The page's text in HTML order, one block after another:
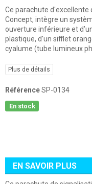
Ce parachute d'excellente
Concept, intègre un
ouverture inférieure et
plastique, d'un sifflet
cyalume (tube lumineux
Plus de détails
RéférenceSP-0134
En stock
EN SAVOIR PLUS